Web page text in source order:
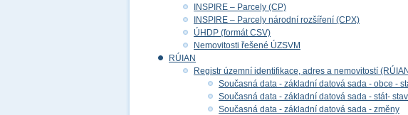
INSPIRE – Parcely (CP)
INSPIRE – Parcely národní rozšíření (CPX)
ÚHDP (formát CSV)
Nemovitosti řešené ÚZSVM
RÚIAN
Registr územní identifikace, adres a nemovitostí
Současná data - základní datová sada - obce -
Současná data - základní datová sada - stát- stav
Současná data - základní datová sada - změny